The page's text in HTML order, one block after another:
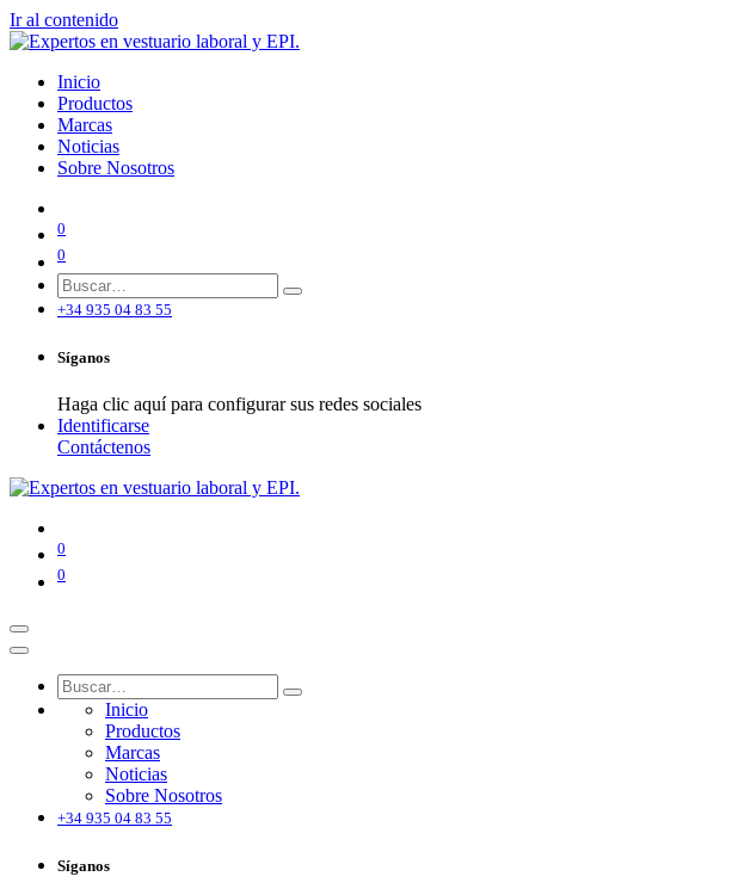
Ir al contenido
Inicio
Productos
Marcas
Noticias
Sobre Nosotros
0
0
+34 935 04 83 55
Síganos
Haga clic aquí para configurar sus redes sociales
Identificarse
Contáctenos
0
0
Inicio
Productos
Marcas
Noticias
Sobre Nosotros
+34 935 04 83 55
Síganos